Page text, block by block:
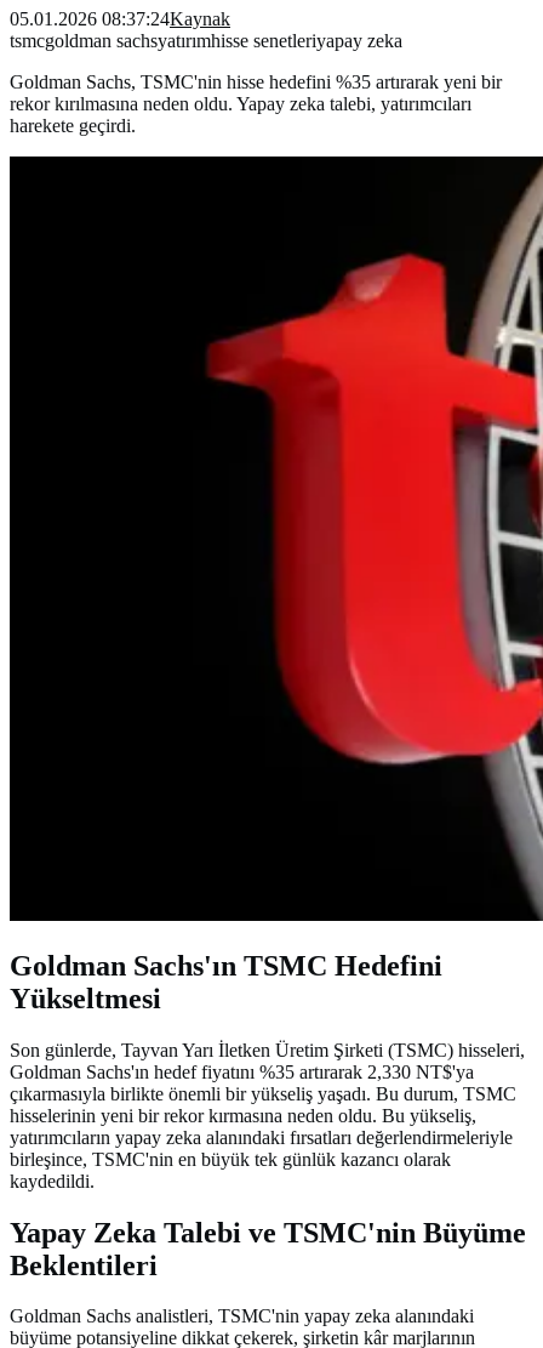
05.01.2026 08:37:24Kaynak
tsmcgoldman sachsyatırımhisse senetleriyapay zeka
Goldman Sachs, TSMC'nin hisse hedefini %35 artırarak yeni bir
rekor kırılmasına neden oldu. Yapay zeka talebi, yatırımcıları
harekete geçirdi.
Goldman Sachs'ın TSMC Hedefini
Yükseltmesi
Son günlerde, Tayvan Yarı İletken Üretim Şirketi (TSMC) hisseleri,
Goldman Sachs'ın hedef fiyatını %35 artırarak 2,330 NT$'ya
çıkarmasıyla birlikte önemli bir yükseliş yaşadı. Bu durum, TSMC
hisselerinin yeni bir rekor kırmasına neden oldu. Bu yükseliş,
yatırımcıların yapay zeka alanındaki fırsatları değerlendirmeleriyle
birleşince, TSMC'nin en büyük tek günlük kazancı olarak
kaydedildi.
Yapay Zeka Talebi ve TSMC'nin Büyüme
Beklentileri
Goldman Sachs analistleri, TSMC'nin yapay zeka alanındaki
büyüme potansiyeline dikkat çekerek, şirketin kâr marjlarının